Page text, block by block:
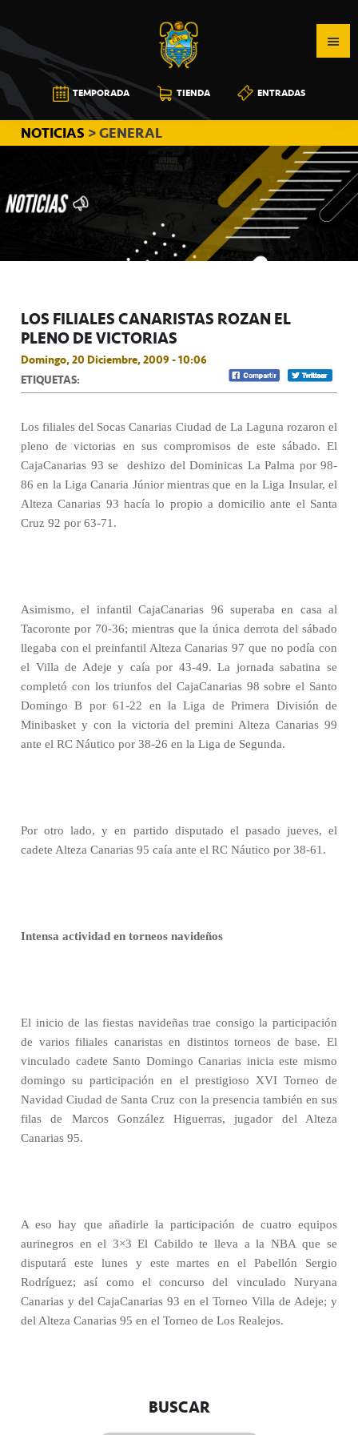
a
la
navegación
principal
al
contenido
principal
a
la
barra
lateral
principal
CB
CANARIAS
TEMPORADA TIENDA ENTRADAS
NOTICIAS > GENERAL
LOS FILIALES CANARISTAS ROZAN EL
PLENO DE VICTORIAS
Domingo, 20 Diciembre, 2009 - 10:06
ETIQUETAS:
Los filiales del Socas Canarias Ciudad de La Laguna rozaron el
pleno de victorias en sus compromisos de este sábado. El
CajaCanarias 93 se
deshizo del Dominicas La Palma por 98-
86 en la Liga Canaria Júnior mientras que en la Liga Insular, el
Alteza Canarias 93 hacía lo propio a domicilio ante el Santa
Cruz 92 por 63-71.
Asimismo, el infantil CajaCanarias 96 superaba en casa al
Tacoronte por 70-36; mientras que la única derrota del sábado
llegaba con el preinfantil Alteza Canarias 97 que no podía con
el Villa de Adeje y caía por 43-49. La jornada sabatina se
completó con los triunfos del CajaCanarias 98 sobre el Santo
Domingo B por 61-22 en la Liga de Primera División de
Minibasket y con la victoria del premini Alteza Canarias 99
ante el RC Náutico por 38-26 en la Liga de Segunda.
Por otro lado, y en partido disputado el pasado jueves, el
cadete Alteza Canarias 95 caía ante el RC Náutico por 38-61.
Intensa actividad en torneos navideños
El inicio de las fiestas navideñas trae consigo la participación
de varios filiales canaristas en distintos torneos de base. El
vinculado cadete Santo Domingo Canarias inicia este mismo
domingo su participación en el prestigioso XVI Torneo de
Navidad Ciudad de Santa Cruz con la presencia también en sus
filas de Marcos González Higuerras, jugador del Alteza
Canarias 95.
A eso hay que añadirle la participación de cuatro equipos
aurinegros en el 3×3 El Cabildo te lleva a la NBA que se
disputará este lunes y este martes en el Pabellón Sergio
Rodríguez; así como el concurso del vinculado Nuryana
Canarias y del CajaCanarias 93 en el Torneo Villa de Adeje; y
del Alteza Canarias 95 en el Torneo de Los Realejos.
BUSCAR